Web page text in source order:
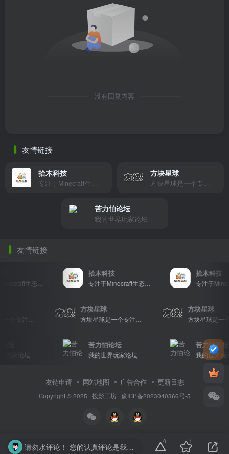
没有回复内容
友情链接
拾木科技
专注于Minecraft生态建设
方块星球
方块星球是一个专注于我的世界的中文论坛，提供丰富的资源分享、玩家交流和创意展示，包括地图、皮肤、数据包等内容，打造Minecraft玩家的专属社区乐园！
苦力怕论坛
我的世界玩家论坛
友情链接
专注于Minecraft生态建设
拾木科技
专注于Minecraft生态建设
拾木科技
方块星球 方块星球
家论坛
苦力怕论坛
我的世界玩家论坛
苦力怕论坛
我的世界玩
友链申请 网站地图 广告合作 更新日志
Copyright © 2025 · 投影工坊· 豫ICP备2023040366号-5
请勿水评论！ 您的认真评论是我们的动力。请勿随意输入无意义字符或符号。温馨提示： 对于恶意灌水行为，我们将保留封禁处理的权利。
0 1